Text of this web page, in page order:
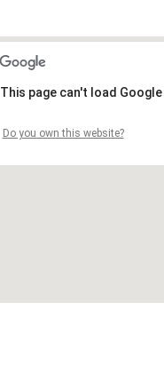
This page can't load
Do you own this website?